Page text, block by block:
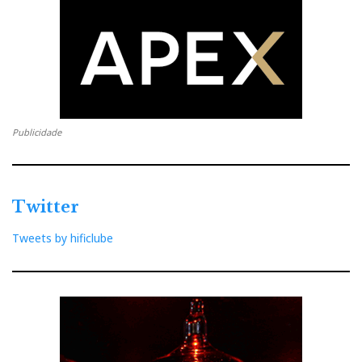
Tecnologias inovadoras
iFI Audio incorporadas no Phantom:
A tecnologia de energização Pro iES, com seis definições de
nasceu como um componente separado que fornecia tensões
eletrostáticos. Foi integrado no iCAN Phantom, agora com
cartões de polarização, uma novidade mundial em termos de
versatilidade.
Este é o único amplificador que conheço que pode lidar com
auscultadores dinâmicos, isodinâmicos e eletrostáticos ao
Publicidade
Twitter
Tweets by hificlube